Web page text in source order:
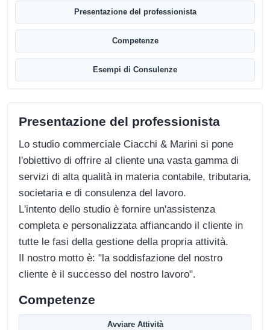
Presentazione del professionista
Competenze
Esempi di Consulenze
Presentazione del professionista
Lo studio commerciale Ciacchi & Marini si pone
l'obiettivo di offrire al cliente una vasta gamma di
servizi di alta qualità in materia contabile, tributaria,
societaria e di consulenza del lavoro.
L'intento dello studio è fornire un'assistenza
completa e personalizzata affiancando il cliente in
tutte le fasi della gestione della propria attività.
Il nostro motto è: "la soddisfazione del nostro
cliente è il successo del nostro lavoro".
Competenze
Avviare Attività